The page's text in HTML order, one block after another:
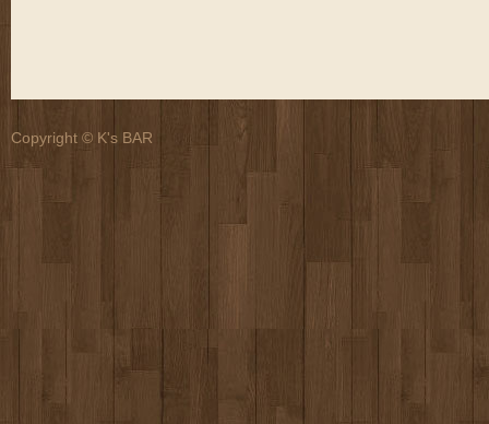
Copyright © K's BAR